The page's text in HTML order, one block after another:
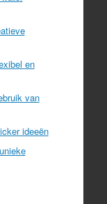
en
van
ideeën